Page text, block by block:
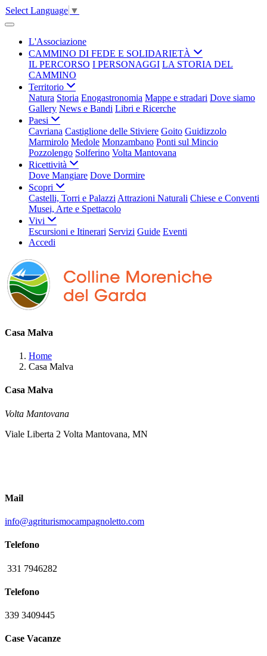
Select Language ▼
L'Associazione
CAMMINO DI FEDE E SOLIDARIETÀ
IL PERCORSO I PERSONAGGI LA STORIA DEL
CAMMINO
Territorio
Natura Storia Enogastronomia Mappe e stradari Dove siamo
Gallery News e Bandi Libri e Ricerche
Paesi
Cavriana Castiglione delle Stiviere Goito Guidizzolo
Marmirolo Medole Monzambano Ponti sul Mincio
Pozzolengo Solferino Volta Mantovana
Ricettività
Dove Mangiare Dove Dormire
Scopri
Castelli, Torri e Palazzi Attrazioni Naturali Chiese e Conventi
Musei, Arte e Spettacolo
Vivi
Escursioni e Itinerari Servizi Guide Eventi
Accedi
Casa Malva
Home
Casa Malva
Casa Malva
Volta Mantovana
Viale Liberta 2 Volta Mantovana, MN
Mail
info@agriturismocampagnoletto.com
Telefono
331 7946282
Telefono
339 3409445
Case Vacanze